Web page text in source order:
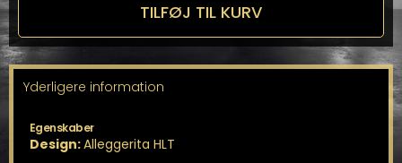
antal
TILFØJ TIL KURV
Yderligere information
Egenskaber
Design:Alleggerita HLT